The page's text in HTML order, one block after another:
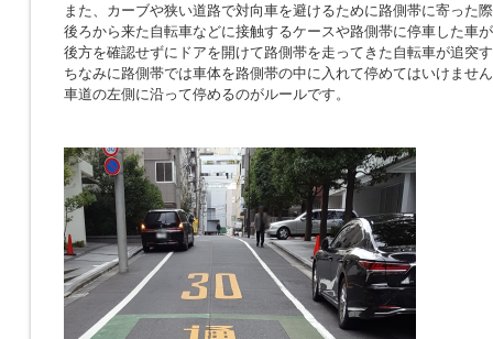
また、カーブや狭い道路で対向車を避けるために路側帯に寄った
後ろから来た自転車などに接触するケースや路側帯に停車した車
後方を確認せずにドアを開けて路側帯を走ってきた自転車が追突
ちなみに路側帯では車体を路側帯の中に入れて停めてはいけませ
車道の左側に沿って停めるのがルールです。